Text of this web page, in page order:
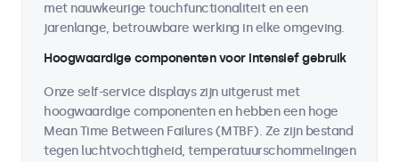
met nauwkeurige touchfunctionaliteit en een
jarenlange, betrouwbare werking in elke omgeving.
Hoogwaardige componenten voor intensief gebruik
Onze self-service displays zijn uitgerust met
hoogwaardige componenten en hebben een hoge
Mean Time Between Failures (MTBF). Ze zijn bestand
tegen luchtvochtigheid, temperatuurschommelingen